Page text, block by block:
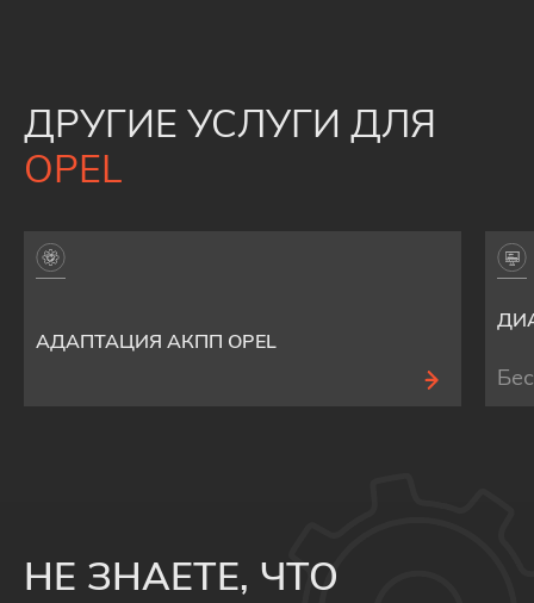
ДРУГИЕ УСЛУГИ ДЛЯ
OPEL
АДАПТАЦИЯ АКПП OPEL
НЕ ЗНАЕТЕ, ЧТО